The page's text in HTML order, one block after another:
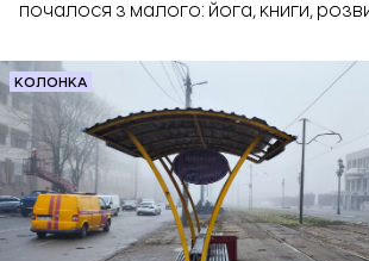
почалося з малого: йога, книги,
виживання, що показала
життя. Головне — почати з розвитку
особистості.
КОЛОНКА